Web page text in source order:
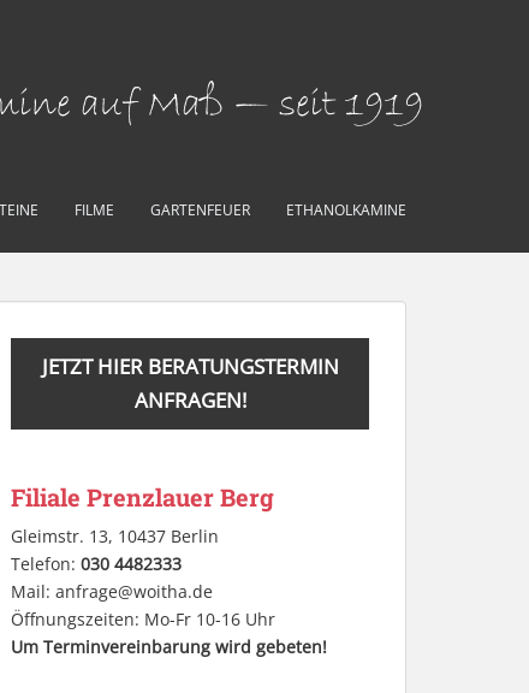
FILME GARTENFEUER ETHANOLKAMINE
auf Maß — seit 1919
JETZT HIER BERATUNGSTERMIN
ANFRAGEN!
Filiale Prenzlauer Berg
Gleimstr. 13, 10437 Berlin
Telefon: 030 4482333
Mail: anfrage@woitha.de
Öffnungszeiten: Mo-Fr 10-16 Uhr
Um Terminvereinbarung wird gebeten!